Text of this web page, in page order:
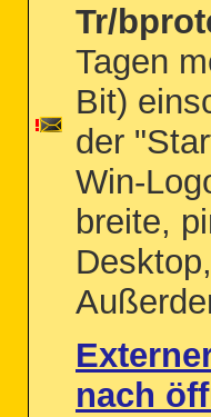
Tr/
Tagen
Bit)
der
Win-
breite,
nach